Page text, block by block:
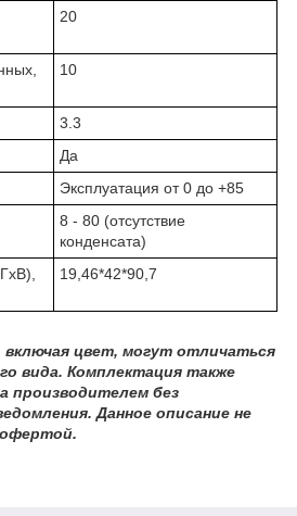
20
10
3.3
Да
Эксплуатация от 0 до +85
8 - 80 (отсутствие
конденсата)
19,46*42*90,7
включая цвет, могут отличаться
вида. Комплектация также
производителем без
Данное описание не